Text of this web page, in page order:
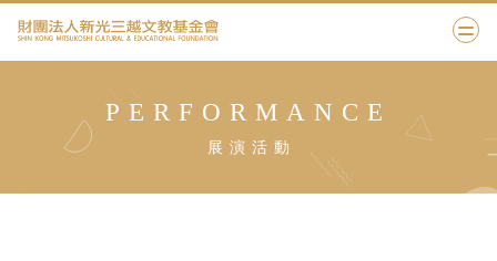
PERFORMANCE
展演活動